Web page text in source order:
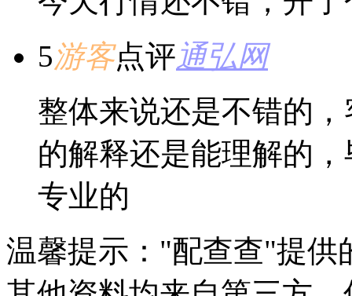
5游客点评通弘网
整体来说还是不错的
的解释还是能理解的
专业的
温馨提示："配查查"提供